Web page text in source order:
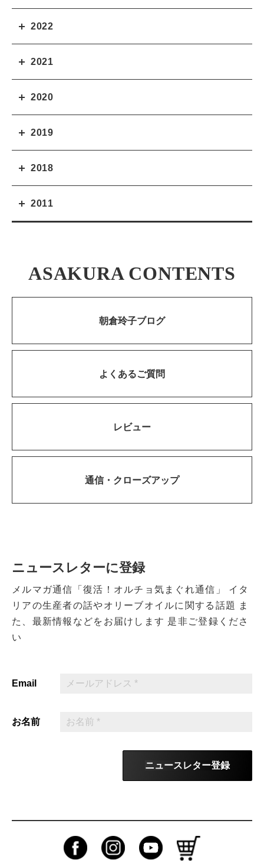
2022
2021
2020
2019
2018
2011
ASAKURA CONTENTS
朝倉玲子ブログ
よくあるご質問
レビュー
通信・ クローズアップ
ニュースレターに登録
メルマガ通信「復活！オルチョ気まぐれ通信」
イタ
リアの生産者の話やオリーブオイルに関する話題
ま
た、最新情報などをお届けします 是非ご登録くださ
い
Email
お名前
ニュースレター登録